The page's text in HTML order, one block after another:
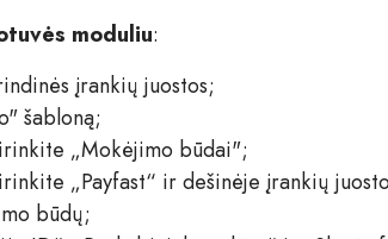
moduliu:
įrankių juostos;
šabloną;
„Mokėjimo būdai";
„Payfast“ ir dešinėje įrankių
būdų;